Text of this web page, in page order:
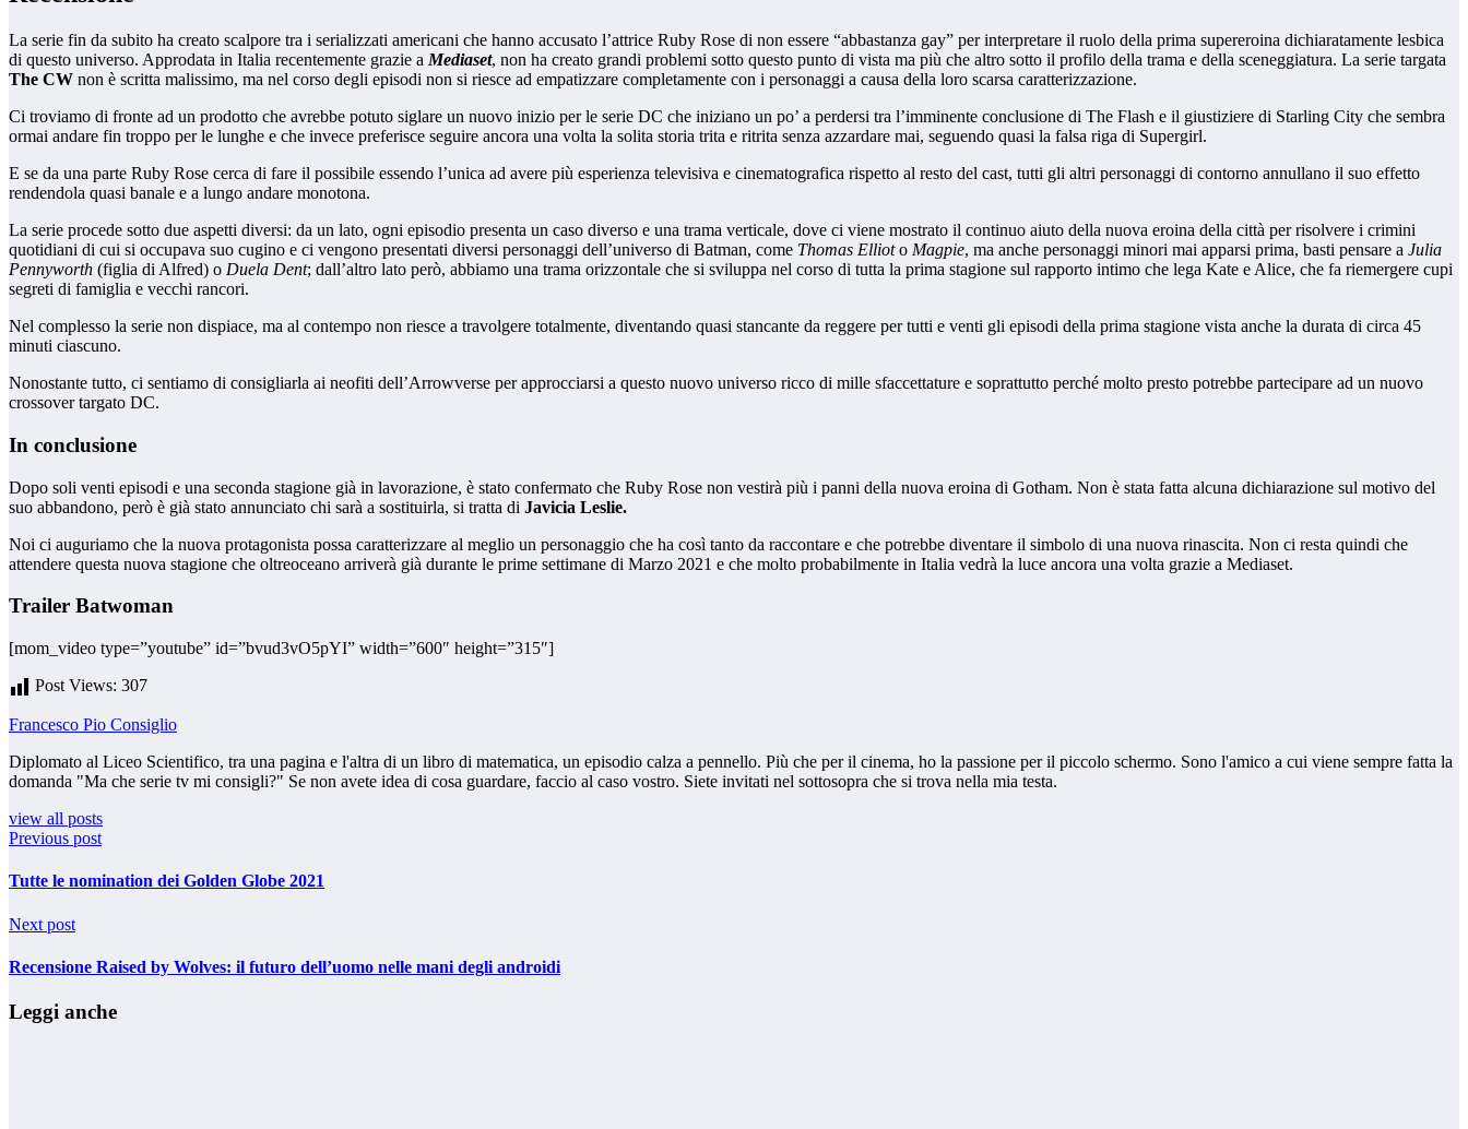
La serie fin da subito ha creato scalpore tra i serializzati americani che hanno accusato l’attrice Ruby Rose di non essere “abbastanza gay” per interpretare il ruolo della prima supereroina dichiaratamente lesbica
di questo universo. Approdata in Italia recentemente grazie a Mediaset, non ha creato grandi problemi sotto questo punto di vista ma più che altro sotto il profilo della trama e della sceneggiatura. La serie targata
The CW non è scritta malissimo, ma nel corso degli episodi non si riesce ad empatizzare completamente con i personaggi a causa della loro scarsa caratterizzazione.
Ci troviamo di fronte ad un prodotto che avrebbe potuto siglare un nuovo inizio per le serie DC che iniziano un po’ a perdersi tra l’imminente conclusione di The Flash e il giustiziere di Starling City che sembra
ormai andare fin troppo per le lunghe e che invece preferisce seguire ancora una volta la solita storia trita e ritrita senza azzardare mai, seguendo quasi la falsa riga di Supergirl.
E se da una parte Ruby Rose cerca di fare il possibile essendo l’unica ad avere più esperienza televisiva e cinematografica rispetto al resto del cast, tutti gli altri personaggi di contorno annullano il suo effetto
rendendola quasi banale e a lungo andare monotona.
La serie procede sotto due aspetti diversi: da un lato, ogni episodio presenta un caso diverso e una trama verticale, dove ci viene mostrato il continuo aiuto della nuova eroina della città per risolvere i crimini
quotidiani di cui si occupava suo cugino e ci vengono presentati diversi personaggi dell’universo di Batman, come Thomas Ellioto Magpie, ma anche personaggi minori mai apparsi prima, basti pensare a Julia
Pennyworth (figlia di Alfred) o Duela Dent; dall’altro lato però, abbiamo una trama orizzontale che si sviluppa nel corso di tutta la prima stagione sul rapporto intimo che lega Kate e Alice, che fa riemergere cupi
segreti di famiglia e vecchi rancori.
Nel complesso la serie non dispiace, ma al contempo non riesce a travolgere totalmente, diventando quasi stancante da reggere per tutti e venti gli episodi della prima stagione vista anche la durata di circa 45
minuti ciascuno.
Nonostante tutto, ci sentiamo di consigliarla ai neofiti dell’Arrowverse per approcciarsi a questo nuovo universo ricco di mille sfaccettature e soprattutto perché molto presto potrebbe partecipare ad un nuovo
crossover targato DC.
In conclusione
Dopo soli venti episodi e una seconda stagione già in lavorazione, è stato confermato che Ruby Rose non vestirà più i panni della nuova eroina di Gotham. Non è stata fatta alcuna dichiarazione sul motivo del
suo abbandono, però è già stato annunciato chi sarà a sostituirla, si tratta di Javicia Leslie.
Noi ci auguriamo che la nuova protagonista possa caratterizzare al meglio un personaggio che ha così tanto da raccontare e che potrebbe diventare il simbolo di una nuova rinascita. Non ci resta quindi che
attendere questa nuova stagione che oltreoceano arriverà già durante le prime settimane di Marzo 2021 e che molto probabilmente in Italia vedrà la luce ancora una volta grazie a Mediaset.
Trailer Batwoman
[mom_video type=”youtube” id=”bvud3vO5pYI” width=”600″ height=”315″]
Post Views: 307
Francesco Pio Consiglio
Diplomato al Liceo Scientifico, tra una pagina e l'altra di un libro di matematica, un episodio calza a pennello. Più che per il cinema, ho la passione per il piccolo schermo. Sono l'amico a cui viene sempre fatta la
domanda "Ma che serie tv mi consigli?" Se non avete idea di cosa guardare, faccio al caso vostro. Siete invitati nel sottosopra che si trova nella mia testa.
view all posts
Previous post
Tutte le nomination dei Golden Globe 2021
Next post
Recensione Raised by Wolves: il futuro dell’uomo nelle mani degli androidi
Leggi anche